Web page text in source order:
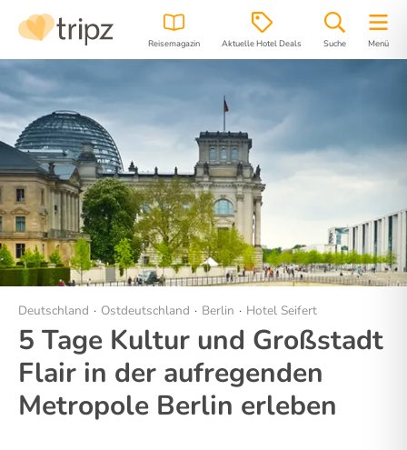
Reisemagazin Aktuelle Hotel Deals Suche Menü
Hotel Bilder Region Lage
Deutschland Ostdeutschland Berlin Hotel Seifert
5 Tage Kultur und Großstadt
Flair in der aufregenden
Metropole Berlin erleben